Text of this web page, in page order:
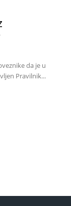
da je u
Pravilnik...